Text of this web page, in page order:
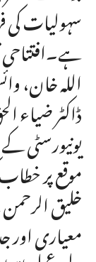
سہولیات
اللہ خان،
ڈاکٹر ضیاء
موقع پر
خلیق
معیاری اور